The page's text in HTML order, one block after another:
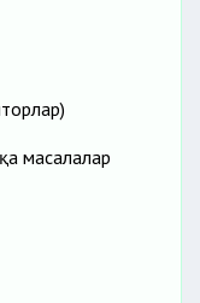
масалалар